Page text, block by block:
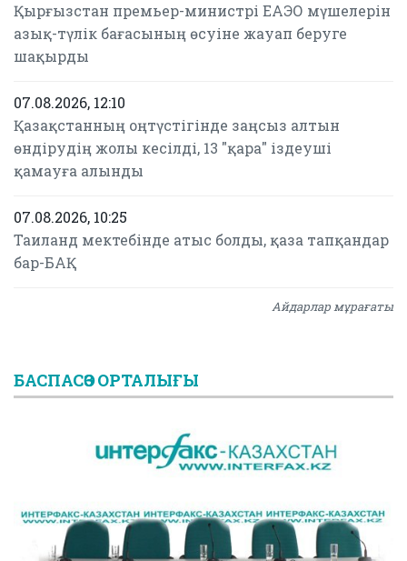
Қырғызстан премьер-министрі ЕАЭО мүшелерін
азық-түлік бағасының өсуіне жауап беруге
шақырды
07.08.2026, 12:10
Қазақстанның оңтүстігінде заңсыз алтын
өндірудің жолы кесілді, 13 "қара" іздеуші
қамауға алынды
07.08.2026, 10:25
Таиланд мектебінде атыс болды, қаза тапқандар
бар-БАҚ
Айдарлар мұрағаты
БАСПАСӨЗ ОРТАЛЫҒЫ